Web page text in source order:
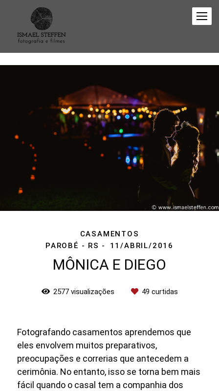
CASAMENTOS
PAROBÉ - RS
11/ABRIL/2016
MÔNICA E DIEGO
2577visualizações 49 curtidas
Fotografando casamentos aprendemos que
eles envolvem muitos preparativos,
preocupações e correrias que antecedem a
cerimônia. No entanto, isso se torna bem mais
fácil quando o casal tem a companhia dos